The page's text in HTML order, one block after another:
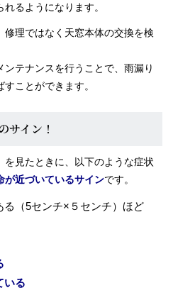
るようになります。
修理ではなく天窓本体の交換を検
テナンスを行うことで、雨漏り
ことができます。
サイン！
見たときに、以下のような症状
が近づいているサインです。
（5センチ×５センチ）ほど
いる